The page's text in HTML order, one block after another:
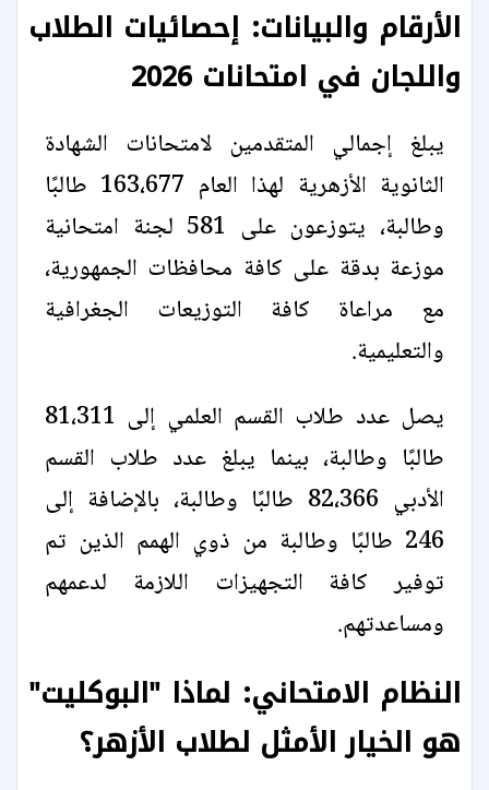
الأرقام والبيانات: إحصائيات الطلاب
واللجان في امتحانات 2026
يبلغ إجمالي المتقدمين لامتحانات الشهادة
الثانوية الأزهرية لهذا العام 163،677 طالبًا
وطالبة، يتوزعون على 581 لجنة امتحانية
موزعة بدقة على كافة محافظات الجمهورية،
مع مراعاة كافة التوزيعات الجغرافية
والتعليمية.
يصل عدد طلاب القسم العلمي إلى 81،311
طالبًا وطالبة، بينما يبلغ عدد طلاب القسم
الأدبي 82،366 طالبًا وطالبة، بالإضافة إلى
246 طالبًا وطالبة من ذوي الهمم الذين تم
توفير كافة التجهيزات اللازمة لدعمهم
ومساعدتهم.
النظام الامتحاني: لماذا "البوكليت"
هو الخيار الأمثل لطلاب الأزهر؟